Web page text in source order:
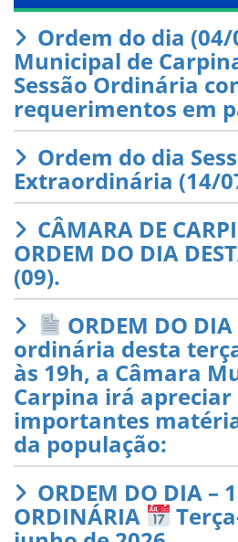
Ordem do dia (04/
Municipal de
Sessão Ordinária
requerimentos em
Ordem do dia
Extraordinária (14/
CÂMARA DE
ORDEM DO DIA
(09).
ORDEM DO
ordinária desta
às 19h, a Câmara
Carpina irá
importantes
da população:
ORDEM DO DIA –
ORDINÁRIA